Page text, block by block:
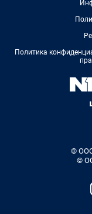
Политика
© ООО
©